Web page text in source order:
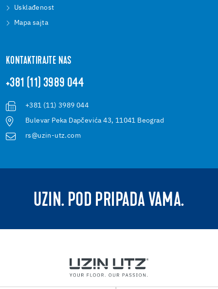
Usklađenost
Mapa sajta
KONTAKTIRAJTE NAS
+381 (11) 3989 044
+381 (11) 3989 044
Bulevar Peka Dapčevića 43, 11041 Beograd
rs@uzin-utz.com
UZIN. POD PRIPADA VAMA.